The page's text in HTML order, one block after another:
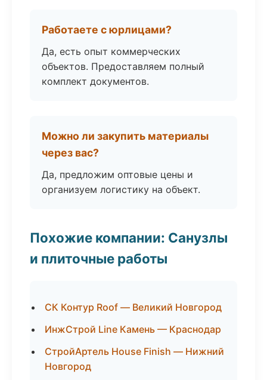
Работаете с юрлицами?
Да, есть опыт коммерческих
объектов. Предоставляем полный
комплект документов.
Можно ли закупить материалы
через вас?
Да, предложим оптовые цены и
организуем логистику на объект.
Похожие компании: Санузлы
и плиточные работы
СК Контур Roof — Великий Новгород
ИнжСтрой Line Камень — Краснодар
СтройАртель House Finish — Нижний
Новгород